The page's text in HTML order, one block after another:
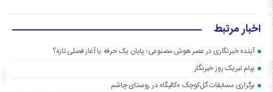
اخبار مرتبط
آینده خبرنگاری در عصر هوش مصنوعی؛ پایان یک حرفه یا آغاز فصلی تازه؟
پیام تبریک روز خبرنگار
برگزاری مسابقات گل‌کوچک «کالیگا» در روستای چاشم